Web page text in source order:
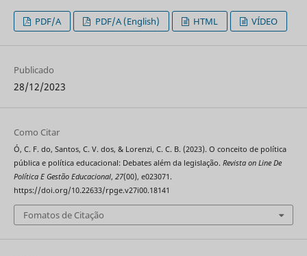
PDF/A PDF/A (English) HTML VÍDEO
Publicado
28/12/2023
Como Citar
Ó, C. F. do, Santos, C. V. dos, & Lorenzi, C. C. B. (2023). O conceito de política
pública e política educacional: Debates além da legislação. Revista on Line De
Política E Gestão Educacional, 27(00), e023071.
https://doi.org/10.22633/rpge.v27i00.18141
Fomatos de Citação